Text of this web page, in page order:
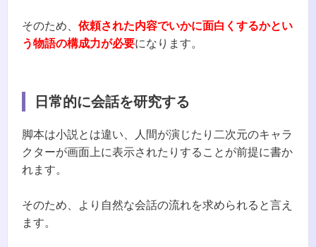
そのため、 依頼された内容でいかに面白くするかとい
う物語の構成力が必要になります。
日常的に会話を研究する
脚本は小説とは違い、人間が演じたり二次元のキャラ
クターが画面上に表示されたりすることが前提に書か
れます。
そのため、より自然な会話の流れを求められると言え
ます。